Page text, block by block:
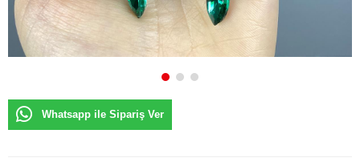
Whatsapp ile Sipariş Ver